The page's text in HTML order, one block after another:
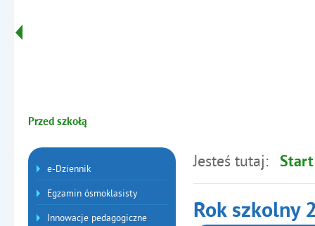
Przed szkołą
Menu dodatkowe
e-Dziennik
Egzamin ósmoklasisty
Innowacje pedagogiczne
Jesteś tutaj: Start
Rok szkolny